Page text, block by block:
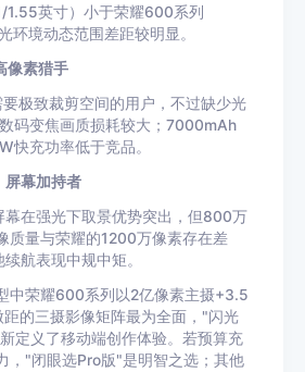
1.55英寸）小于荣耀600系列
环境动态范围差距较明显。
像素猎手
极致裁剪空间的用户，不过缺少光
码变焦画质损耗较大；7000mAh
快充功率低于竞品。
幕加持者
在强光下取景优势突出，但800万
质量与荣耀的1200万像素存在差
航表现中规中矩。
中荣耀600系列以2亿像素主摄+3.5
的三摄影像矩阵最为全面，"闪光
定义了移动端创作体验。若预算充
，"闭眼选Pro版"是明智之选；其他